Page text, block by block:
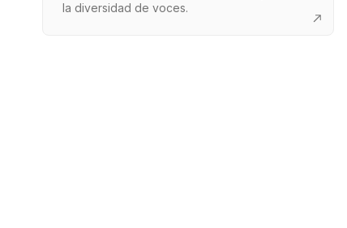
la diversidad de voces.